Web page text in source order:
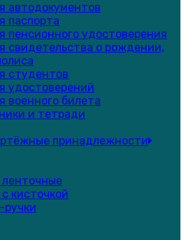
автодокументов
паспорта
пенсионного удостоверения
свидетельства о рождении,
студентов
удостоверений
военного билета
и тетради
принадлежности
ленточные
кисточкой
ручки